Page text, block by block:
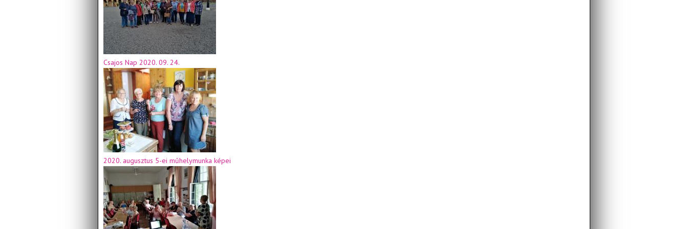
Csajos Nap 2020. 09. 24.
2020. augusztus 5-ei műhelymunka képei